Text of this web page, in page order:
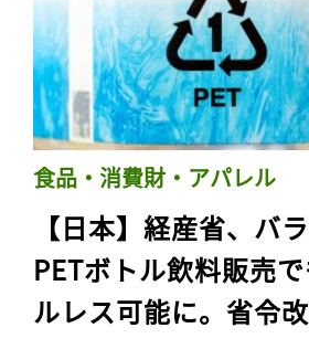
食品・消費財・アパレル
【日本】経産省、バ
PETボトル飲料販売
ルレス可能に。省令